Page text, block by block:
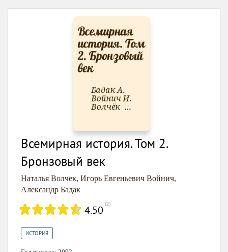
Всемирная история. Том 2.
Бронзовый век
Наталья Волчек, Игорь Евгеньевич Войнич,
Александр Бадак
4.50 (2)
ИСТОРИЯ